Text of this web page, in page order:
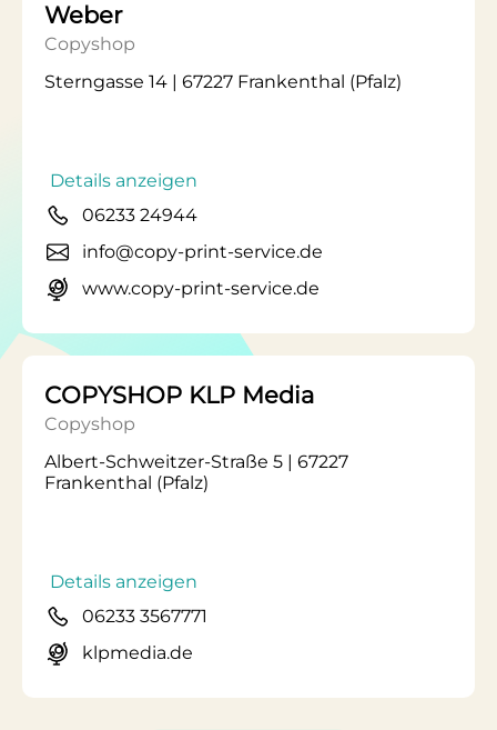
Weber
Copyshop
Sterngasse 14 | 67227 Frankenthal (Pfalz)
Details anzeigen
06233 24944
info@copy-print-service.de
www.copy-print-service.de
COPYSHOP KLP Media
Copyshop
Albert-Schweitzer-Straße 5 | 67227
Frankenthal (Pfalz)
Details anzeigen
06233 3567771
klpmedia.de